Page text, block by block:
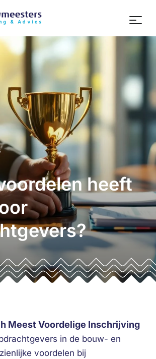
heeft
Meest Voordelige Inschrijving
in de bouw- en
voordelen bij